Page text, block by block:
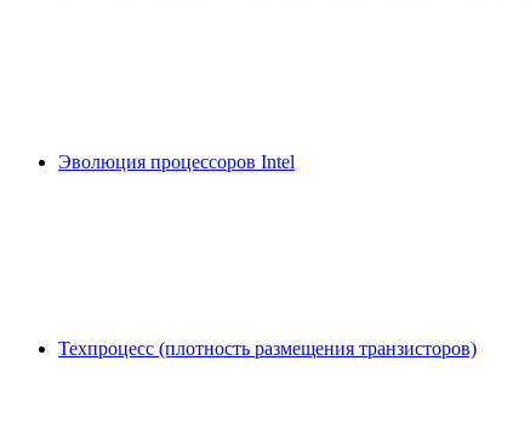
Эволюция процессоров Intel
Техпроцесс (плотность размещения транзисторов)